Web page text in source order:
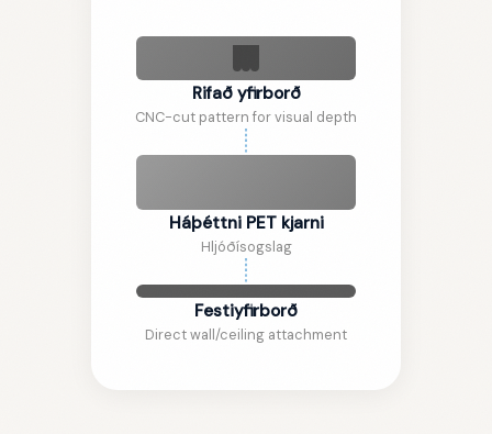
Rifað yfirborð
CNC-cut pattern for visual depth
Háþéttni PET kjarni
Hljóðísogslag
Festiyfirborð
Direct wall/ceiling attachment